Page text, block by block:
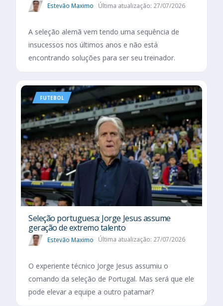
Estevão Maximo Última atualização: 27/07/2026
A seleção alemã vem tendo uma sequência de
insucessos nos últimos anos e não está
encontrando soluções para ser seu treinador.
FUTEBOL
Seleção portuguesa: Jorge Jesus assume
geração de extremo talento
Estevão Maximo Última atualização: 27/07/2026
O experiente técnico Jorge Jesus assumiu o
comando da seleção de Portugal. Mas será que ele
pode elevar a equipe a outro patamar?